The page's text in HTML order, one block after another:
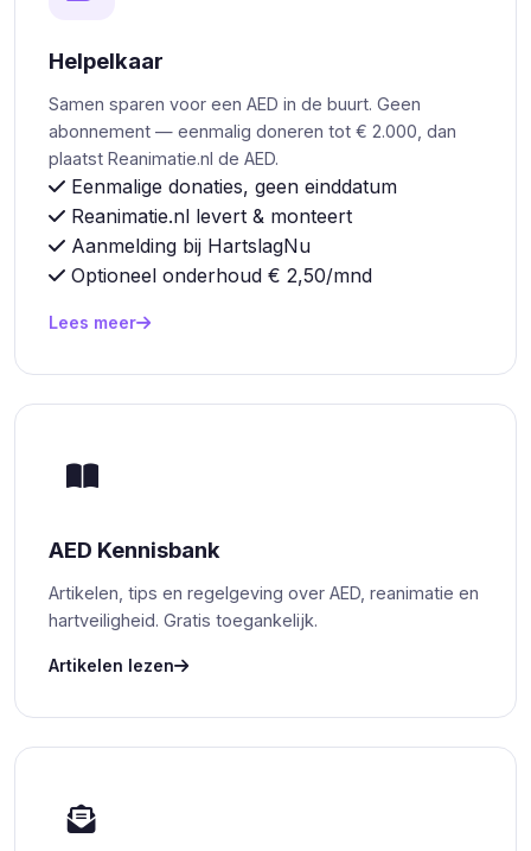
Helpelkaar
Samen sparen voor een AED in de buurt. Geen
abonnement — eenmalig doneren tot € 2.000, dan
plaatst Reanimatie.nl de AED.
Eenmalige donaties, geen einddatum
Reanimatie.nl levert & monteert
Aanmelding bij HartslagNu
Optioneel onderhoud € 2,50/mnd
Lees meer
AED Kennisbank
Artikelen, tips en regelgeving over AED, reanimatie en
hartveiligheid. Gratis toegankelijk.
Artikelen lezen